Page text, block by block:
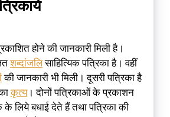
होने की जानकारी मिली है।
शब्दांजलिसाहित्यिक पत्रिका है। वहीं
की जानकारी भी मिली। दूसरी पत्रिका है
कृत्य। दोनों पत्रिकाओं के प्रकाशन
लिये बधाई देते हैं तथा पत्रिका की